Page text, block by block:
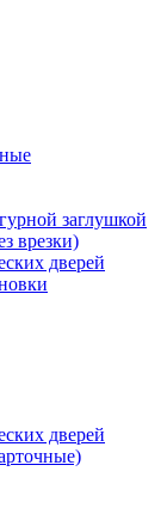
заглушкой
врезки)
дверей
дверей